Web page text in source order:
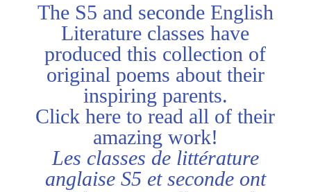
The S5 and seconde English
Literature classes have
produced this collection of
original poems about their
inspiring parents.
Click here to read all of their
amazing work!
Les classes de littérature
anglaise S5 et seconde ont